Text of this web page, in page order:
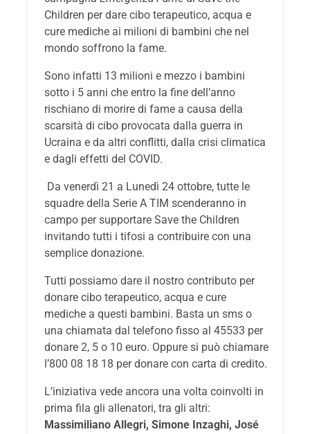
Children per dare cibo terapeutico, acqua e
cure mediche ai milioni di bambini che nel
mondo soffrono la fame.
Sono infatti 13 milioni e mezzo i bambini
sotto i 5 anni che entro la fine dell’anno
rischiano di morire di fame a causa della
scarsità di cibo provocata dalla guerra in
Ucraina e da altri conflitti, dalla crisi climatica
e dagli effetti del COVID.
Da venerdì 21 a Lunedì 24 ottobre, tutte le
squadre della Serie A TIM scenderanno in
campo per supportare Save the Children
invitando tutti i tifosi a contribuire con una
semplice donazione.
Tutti possiamo dare il nostro contributo per
donare cibo terapeutico, acqua e cure
mediche a questi bambini. Basta un sms o
una chiamata dal telefono fisso al 45533 per
donare 2, 5 o 10 euro. Oppure si può chiamare
l’800 08 18 18 per donare con carta di credito.
L’iniziativa vede ancora una volta coinvolti in
prima fila gli allenatori, tra gli altri:
Massimiliano Allegri, Simone Inzaghi, José